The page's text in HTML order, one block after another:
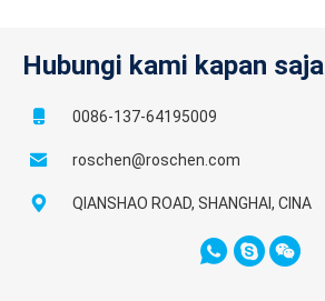
Hubungi kami kapan saja
0086-137-64195009
roschen@roschen.com
QIANSHAO ROAD, SHANGHAI, CINA